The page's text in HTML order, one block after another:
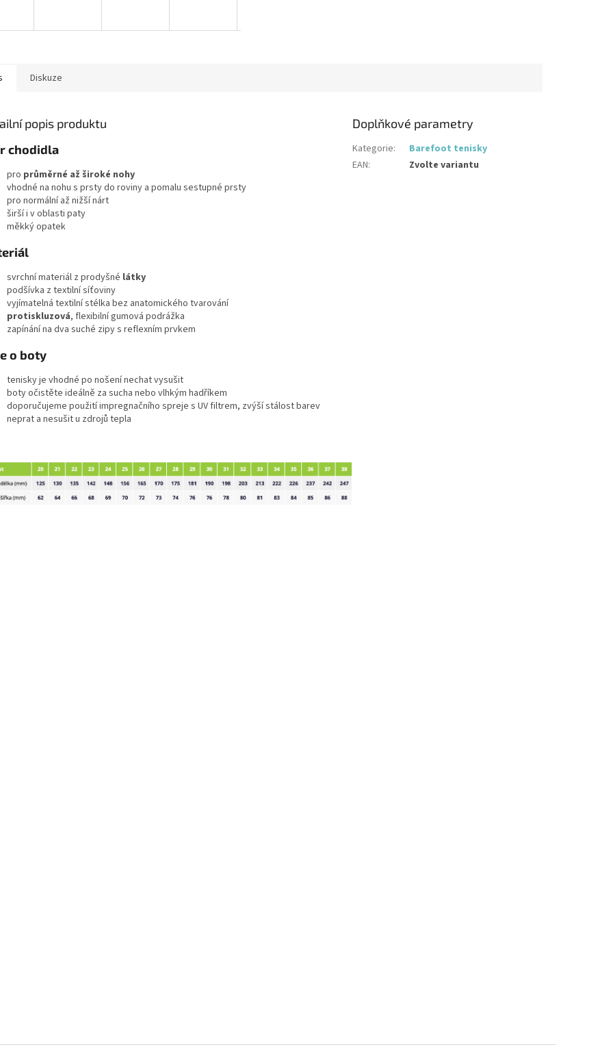
Diskuze
popis produktu
chodidla
pro průměrné až široké nohy
vhodné na nohu s prsty do roviny a pomalu sestupné prsty
pro normální až nižší nárt
širší i v oblasti paty
měkký opatek
svrchní materiál z prodyšné látky
podšívka z textilní síťoviny
vyjímatelná textilní stélka bez anatomického tvarování
protiskluzová, flexibilní gumová podrážka
zapínání na dva suché zipy s reflexním prvkem
o boty
tenisky je vhodné po nošení nechat vysušit
boty očistěte ideálně za sucha nebo vlhkým hadříkem
doporučujeme použití impregnačního spreje s UV filtrem, zvýší stálost barev
neprat a nesušit u zdrojů tepla
Doplňkové parametry
Kategorie:
Barefoot tenisky
EAN: Zvolte variantu